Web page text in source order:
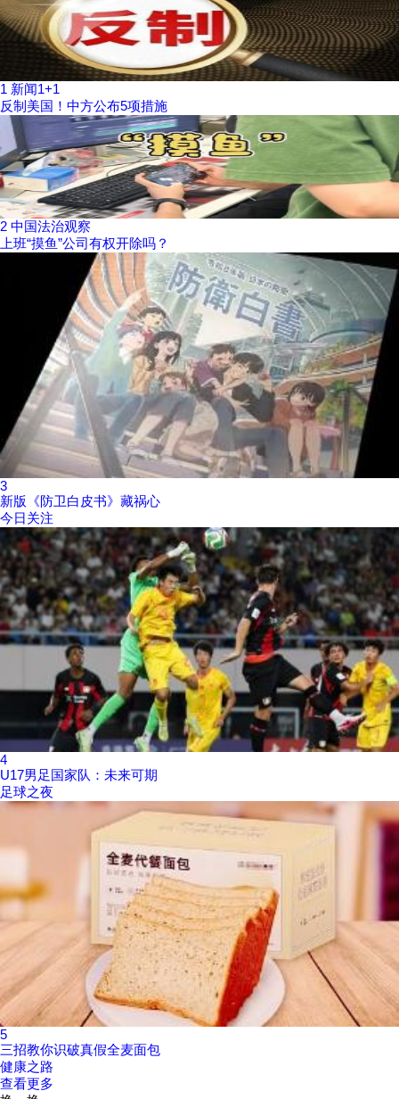
1 新闻1+1
反制美国！中方公布5项措施
2 中国法治观察
上班“摸鱼”公司有权开除吗？
3
新版《防卫白皮书》藏祸心
今日关注
4
U17男足国家队：未来可期
足球之夜
5
三招教你识破真假全麦面包
健康之路
查看更多